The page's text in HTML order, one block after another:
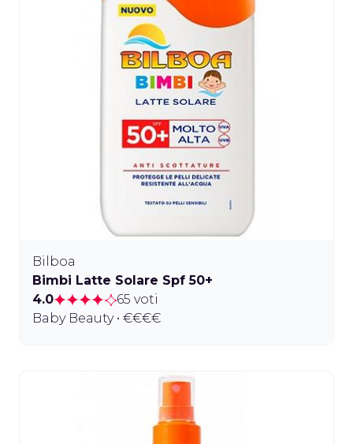
Bilboa
Bimbi Latte Solare Spf 50+
4.0
65 voti
Baby Beauty • €€€€